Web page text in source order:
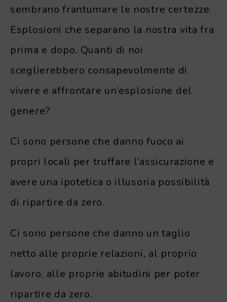
sembrano frantumare le nostre certezze.
Esplosioni che separano la nostra vita fra
prima e dopo. Quanti di noi
sceglierebbero consapevolmente di
vivere e affrontare un’esplosione del
genere?
Ci sono persone che danno fuoco ai
propri locali per truffare l’assicurazione e
avere una ipotetica o illusoria possibilità
di ripartire da zero.
Ci sono persone che danno un taglio
netto alle proprie relazioni, al proprio
lavoro, alle proprie abitudini per poter
ripartire da zero.